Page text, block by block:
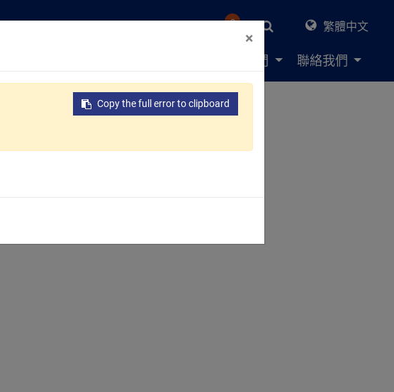
關於我們 聯絡我們
0 繁體中文
系列
×
Copy the full error to clipboard